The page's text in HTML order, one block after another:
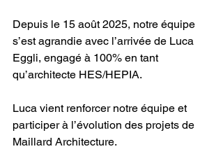
Depuis le 15 août 2025, notre équipe
s’est agrandie avec l’arrivée de Luca
Eggli, engagé à 100% en tant
qu’architecte HES/HEPIA.
Luca vient renforcer notre équipe et
participer à l’évolution des projets de
Maillard Architecture.